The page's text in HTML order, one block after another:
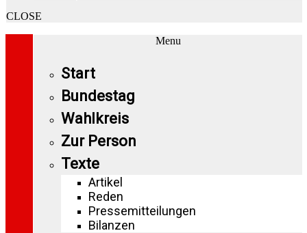
CLOSE
Menu
Start
Bundestag
Wahlkreis
Zur Person
Texte
Artikel
Reden
Pressemitteilungen
Bilanzen